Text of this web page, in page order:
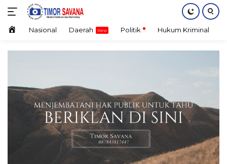
Langsung
konten HomeNasional Daerah Politik Hukum Kriminal